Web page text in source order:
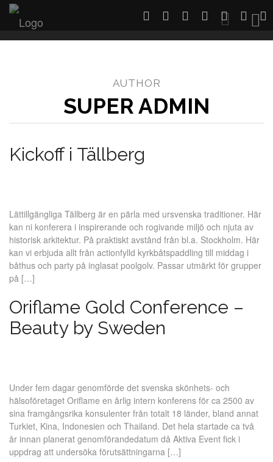
AUTHOR
SUPER ADMIN
Kickoff i Tällberg
Lättillgängliga Tällberg är en pärla med ursvenska traditioner. Här
kan ni konferera i inspirerande och rogivande miljö och njuta av
historisk arkitektur. På praktiskt avstånd från bl.a. Stockholm. Här
kan vi erbjuda allt från actionfylld kyrkbåtspaddling till middag i
båthus och party på inglasat poolgolv. Passar utmärkt för grupper
på […]
Oriflame Gold Conference –
Beauty by Sweden
Under fem dagar genomförde det svenska skönhets- och
hälsoföretaget Oriflame en årlig intern konferens för ca 2500 av
sina framgångsrika konsulenter från totalt 18 länder, bland annat
Turkiet, Kina, Indonesien och Thailand. Det hela startade ca två
år innan planerat genomförandedatum då Aktiva Event fick i
uppdrag att undersöka förutsättningarna […]